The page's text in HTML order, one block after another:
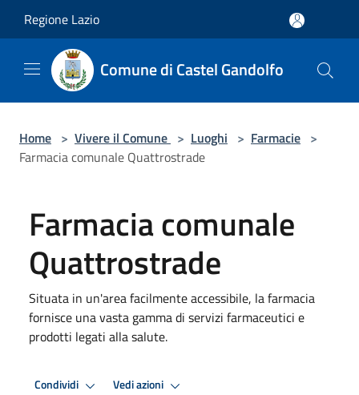
Regione Lazio
Comune di Castel Gandolfo
Home > Vivere il Comune > Luoghi > Farmacie >
Farmacia comunale Quattrostrade
Farmacia comunale
Quattrostrade
Situata in un'area facilmente accessibile, la farmacia
fornisce una vasta gamma di servizi farmaceutici e
prodotti legati alla salute.
Condividi Vedi azioni